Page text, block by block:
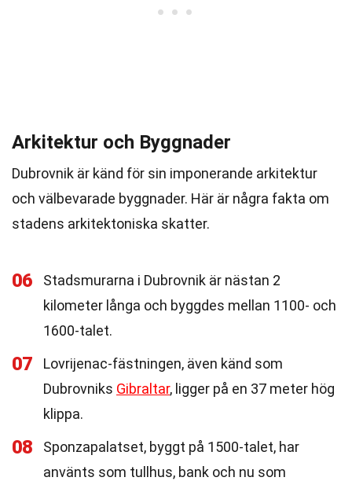
Arkitektur och Byggnader
Dubrovnik är känd för sin imponerande arkitektur
och välbevarade byggnader. Här är några fakta om
stadens arkitektoniska skatter.
06
Stadsmurarna i Dubrovnik är nästan 2
kilometer långa och byggdes mellan 1100- och
1600-talet.
07
Lovrijenac-fästningen, även känd som
Dubrovniks Gibraltar, ligger på en 37 meter hög
klippa.
08
Sponzapalatset, byggt på 1500-talet, har
använts som tullhus, bank och nu som